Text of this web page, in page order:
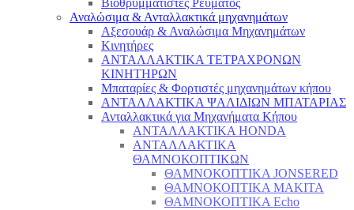
Βιοθρυμματιστές Ρεύματος
Αναλώσιμα & Ανταλλακτικά μηχανημάτων
Αξεσουάρ & Αναλώσιμα Μηχανημάτων
Κινητήρες
ΑΝΤΑΛΛΑΚΤΙΚΑ ΤΕΤΡΑΧΡΟΝΩΝ
ΚΙΝΗΤΗΡΩΝ
Μπαταρίες & Φορτιστές μηχανημάτων κήπου
ΑΝΤΑΛΛΑΚΤΙΚΑ ΨΑΛΙΔΙΩΝ ΜΠΑΤΑΡΙAΣ
Ανταλλακτικά για Μηχανήματα Κήπου
ΑΝΤΑΛΛΑΚΤΙΚΑ HONDA
ΑΝΤΑΛΛΑΚΤΙΚΑ
ΘΑΜΝΟΚΟΠΤΙΚΩΝ
ΘΑΜΝΟΚΟΠΤΙΚΑ JONSERED
ΘΑΜΝΟΚΟΠΤΙΚΑ MAKITA
ΘΑΜΝΟΚΟΠΤΙΚΑ Echo